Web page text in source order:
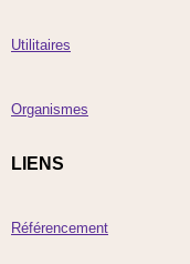
Utilitaires
Organismes
LIENS
Référencement